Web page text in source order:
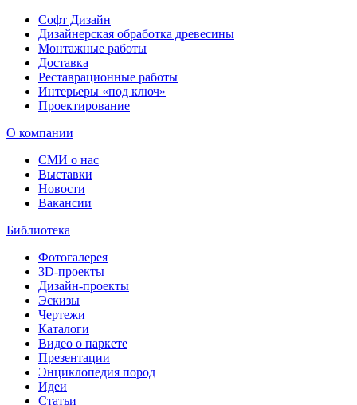
Софт Дизайн
Дизайнерская обработка древесины
Монтажные работы
Доставка
Реставрационные работы
Интерьеры «под ключ»
Проектирование
О компании
СМИ о нас
Выставки
Новости
Вакансии
Библиотека
Фотогалерея
3D-проекты
Дизайн-проекты
Эскизы
Чертежи
Каталоги
Видео о паркете
Презентации
Энциклопедия пород
Идеи
Статьи